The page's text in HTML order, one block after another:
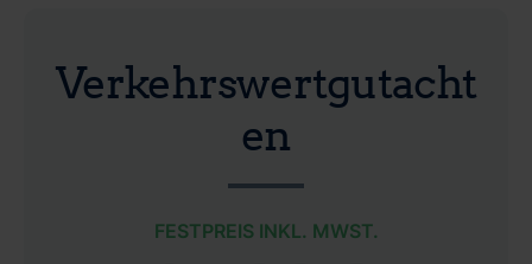
Verkehrswertgutacht
en
FESTPREIS INKL. MWST.